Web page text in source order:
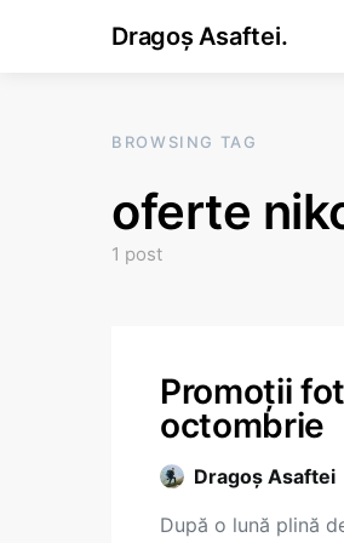
Dragoș Asaftei.
BROWSING TAG
oferte
1 post
Promoţii
octombrie
Dragoş Asaftei
După o lună plină